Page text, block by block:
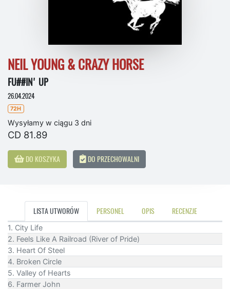
NEIL YOUNG & CRAZY HORSE
FU##IN' UP
26.04.2024
72H
Wysyłamy w ciągu 3 dni
CD 81.89
DO KOSZYKA DO PRZECHOWALNI
LISTA UTWORÓW PERSONEL OPIS RECENZJE
1. City Life
2. Feels Like A Railroad (River of Pride)
3. Heart Of Steel
4. Broken Circle
5. Valley of Hearts
6. Farmer John